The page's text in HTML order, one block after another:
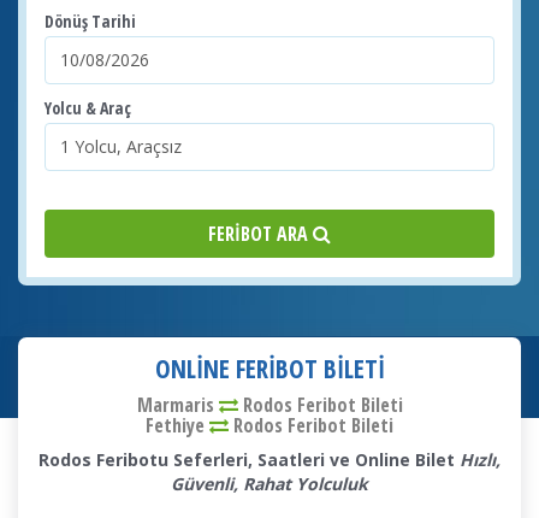
Dönüş Tarihi
Yolcu & Araç
FERIBOT ARA
ONLINE FERIBOT BILETI
Marmaris Rodos Feribot Bileti
Fethiye Rodos Feribot Bileti
Rodos Feribotu Seferleri, Saatleri ve Online Bilet Hızlı,
Güvenli, Rahat Yolculuk